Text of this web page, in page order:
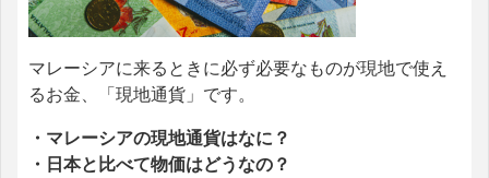
マレーシアに来るときに必ず必要なものが現地で使え
るお金、「現地通貨」です。
・マレーシアの現地通貨はなに？
・日本と比べて物価はどうなの？